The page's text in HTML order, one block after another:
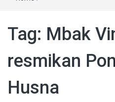
Tag: Mbak
resmikan
Husna